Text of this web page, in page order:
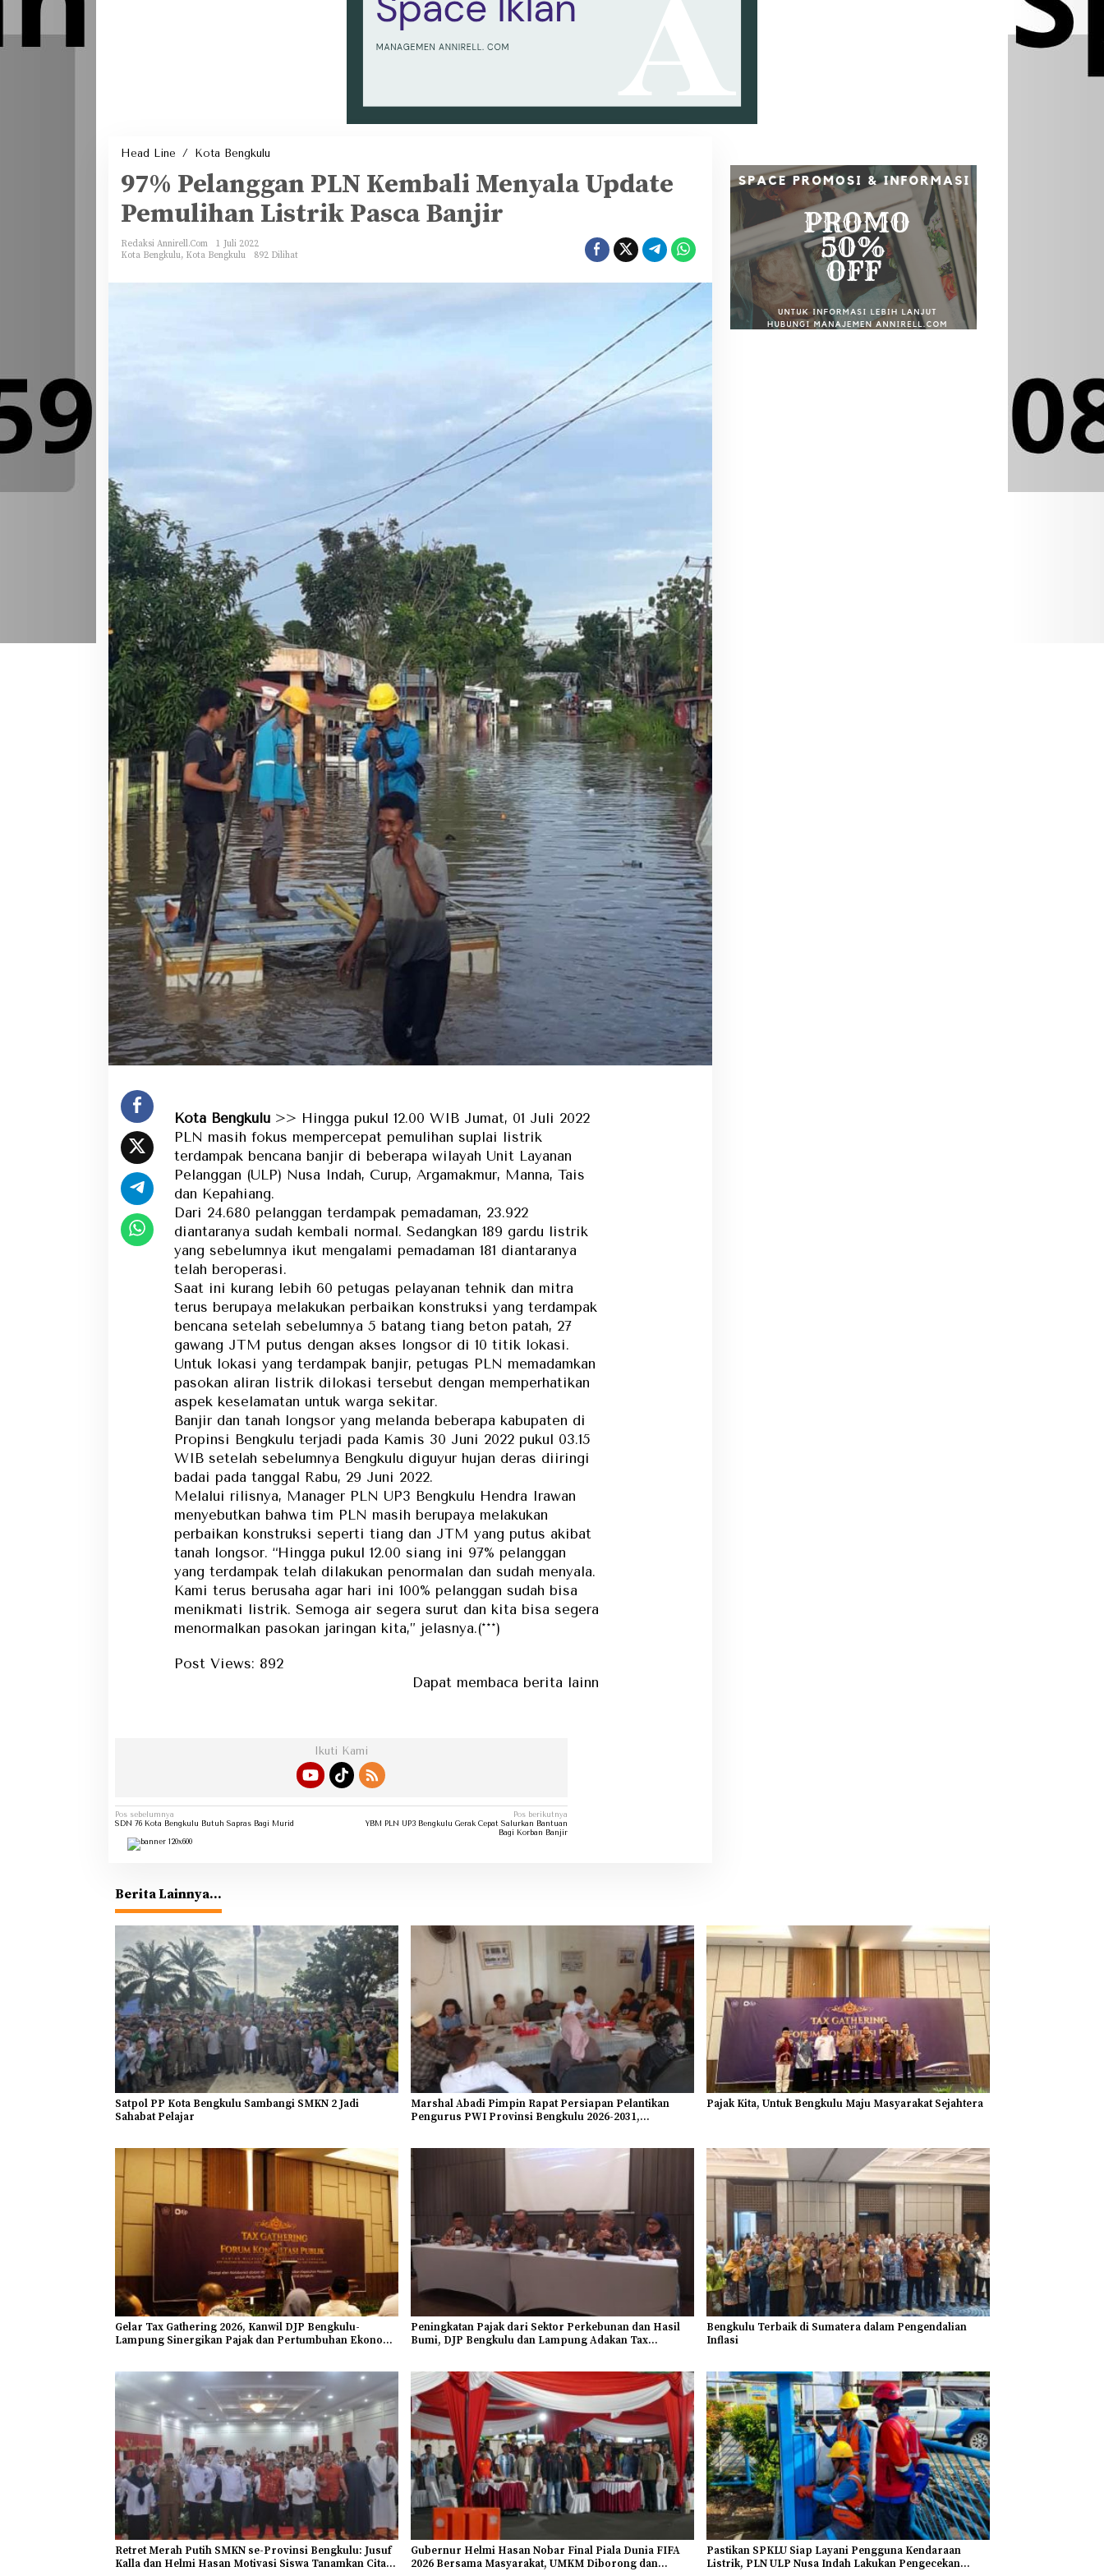
Head Line / Kota Bengkulu
Kembali
Menyala
Update
Pemulihan
Listrik
Pasca
97% Pelanggan PLN Kembali Menyala Update
Pemulihan Listrik Pasca Banjir
Redaksi Annirell.Com
1 Juli 2022
Kota Bengkulu, Kota Bengkulu 892 Dilihat
Kota Bengkulu>> Hingga pukul 12.00 WIB Jumat, 01 Juli 2022
PLN masih fokus mempercepat pemulihan suplai listrik
terdampak bencana banjir di beberapa wilayah Unit Layanan
Pelanggan (ULP) Nusa Indah, Curup, Argamakmur, Manna, Tais
dan Kepahiang.
Dari 24.680 pelanggan terdampak pemadaman, 23.922
diantaranya sudah kembali normal. Sedangkan 189 gardu listrik
yang sebelumnya ikut mengalami pemadaman 181 diantaranya
telah beroperasi.
Saat ini kurang lebih 60 petugas pelayanan tehnik dan mitra
terus berupaya melakukan perbaikan konstruksi yang terdampak
bencana setelah sebelumnya 5 batang tiang beton patah, 27
gawang JTM putus dengan akses longsor di 10 titik lokasi.
Untuk lokasi yang terdampak banjir, petugas PLN memadamkan
pasokan aliran listrik dilokasi tersebut dengan memperhatikan
aspek keselamatan untuk warga sekitar.
Banjir dan tanah longsor yang melanda beberapa kabupaten di
Propinsi Bengkulu terjadi pada Kamis 30 Juni 2022 pukul 03.15
WIB setelah sebelumnya Bengkulu diguyur hujan deras diiringi
badai pada tanggal Rabu, 29 Juni 2022.
Melalui rilisnya, Manager PLN UP3 Bengkulu Hendra Irawan
menyebutkan bahwa tim PLN masih berupaya melakukan
perbaikan konstruksi seperti tiang dan JTM yang putus akibat
tanah longsor. “Hingga pukul 12.00 siang ini 97% pelanggan
yang terdampak telah dilakukan penormalan dan sudah menyala.
Kami terus berusaha agar hari ini 100% pelanggan sudah bisa
menikmati listrik. Semoga air segera surut dan kita bisa segera
menormalkan pasokan jaringan kita,” jelasnya.(***)
Post Views: 892
Dapat membaca berita lainnya di kategori berita...
Ikuti Kami
Navigasi
pos
Pos sebelumnya
SDN 76 Kota Bengkulu Butuh Sapras Bagi Murid
Pos berikutnya
YBM PLN UP3 Bengkulu Gerak Cepat Salurkan Bantuan
Bagi Korban Banjir
Berita Lainnya...
Satpol PP Kota Bengkulu Sambangi SMKN 2 Jadi
Sahabat Pelajar
Marshal Abadi Pimpin Rapat Persiapan Pelantikan
Pengurus PWI Provinsi Bengkulu 2026-2031,
Pajak Kita, Untuk Bengkulu Maju Masyarakat Sejahtera
Gelar Tax Gathering 2026, Kanwil DJP Bengkulu-
Lampung Sinergikan Pajak dan Pertumbuhan Ekonomi
Peningkatan Pajak dari Sektor Perkebunan dan Hasil
Bumi, DJP Bengkulu dan Lampung Adakan Tax
Bengkulu Terbaik di Sumatera dalam Pengendalian
Inflasi
Retret Merah Putih SMKN se-Provinsi Bengkulu: Jusuf
Kalla dan Helmi Hasan Motivasi Siswa Tanamkan Cita-
Gubernur Helmi Hasan Nobar Final Piala Dunia FIFA
2026 Bersama Masyarakat, UMKM Diborong dan
Pastikan SPKLU Siap Layani Pengguna Kendaraan
Listrik, PLN ULP Nusa Indah Lakukan Pengecekan